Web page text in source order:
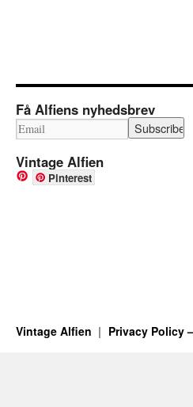
Få Alfiens nyhedsbrev
Vintage Alfien
Pinterest
Vintage Alfien Privacy Policy